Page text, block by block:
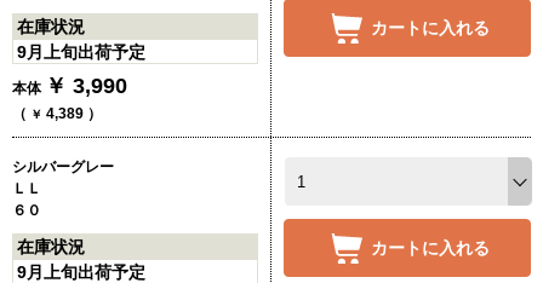
在庫状況
9月上旬出荷予定
本体 ￥ 3,990
（ ￥ 4,389 ）
カートに入れる
シルバーグレー
ＬＬ
６０
在庫状況
9月上旬出荷予定
カートに入れる